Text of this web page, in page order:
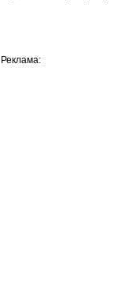
Реклама: